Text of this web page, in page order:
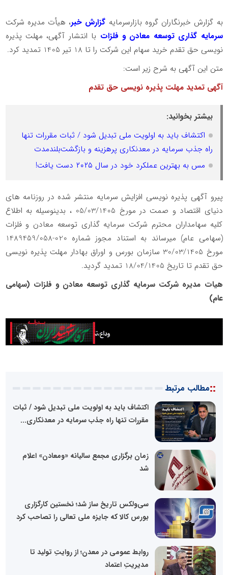
به گزارش خبرنگاران گروه بازارسرمایه گزارش خبر، هیأت مدیره شرکت
سرمایه گذاری توسعه معادن و فلزات با انتشار آگهی، مهلت پذیره
نویسی حق تقدم خرید سهام این شرکت را تا 18 تیر 1405 تمدید کرد.
متن این آگهی به شرح زیر است:
آگهی تمدید مهلت پذیره نویسی حق تقدم
بیشتر بخوانید:
اکتشاف باید به اولویت ملی تبدیل شود / ثبات مقررات تنها
راه جذب سرمایه در معدنکاری پرهزینه و بازگشت‌بلندمدت
مس به بهترین عملکرد خود در سال ۲۰۲۵ دست یافت!
پیرو آگهی پذیره نویسی افزایش سرمایه منتشر شده در روزنامه های
دنیای اقتصاد و صمت در مورخ 05/03/1405 ، بدینوسیله به اطلاع
کلیه سهامداران محترم شرکت سرمایه گذاری توسعه معادن و فلزات
(سهامی عام) میرساند به استناد مجوز شماره 020-1489459/058
مورخ 30/03/1405 سازمان بورس و اوراق بهادار مهلت پذیره نویسی
حق تقدم تا تاریخ 18/04/1405 تمدید گردید.
هیات مدیره شرکت سرمایه گذاری توسعه معادن و فلزات (سهامی
عام)
::مطالب مرتبط
اکتشاف باید به اولویت ملی تبدیل شود / ثبات
مقررات تنها راه جذب سرمایه در معدنکاری...
زمان برگزاری مجمع سالیانه «ومعادن» اعلام
شد
سی‌ولکس تاریخ ساز شد؛ نخستین کارگزاری
بورس کالا که جایزه ملی تعالی را تصاحب کرد
روابط عمومی در معدن؛ از روایتِ تولید تا
مدیریتِ اعتماد